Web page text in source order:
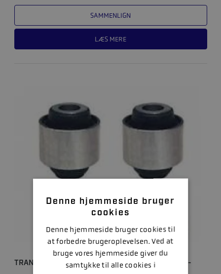
SAMMENLIGN
LÆS MERE
TRANSOM GUMMIBØSNING BRAVO - HEAVY DUTY -
Denne hjemmeside bruger
cookies
Denne hjemmeside bruger cookies til
at forbedre brugeroplevelsen. Ved at
bruge vores hjemmeside giver du
samtykke til alle cookies i